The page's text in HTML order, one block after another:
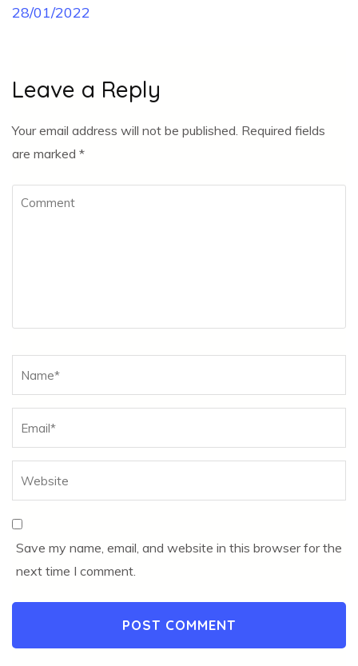
28/01/2022
Leave a Reply
Your email address will not be published. Required fields
are marked *
Comment
Save my name, email, and website in this browser for the
next time I comment.